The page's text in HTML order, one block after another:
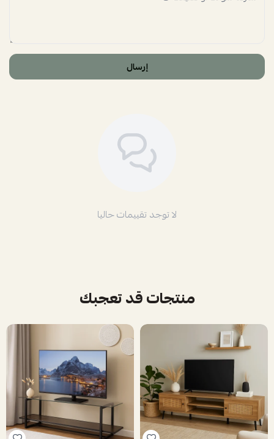
إرسال
لا توجد تقييمات حاليا
منتجات قد تعجبك